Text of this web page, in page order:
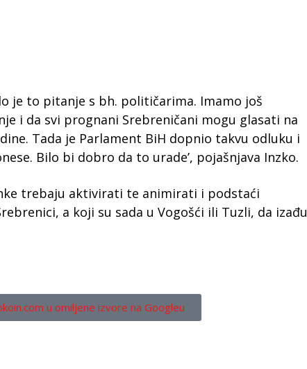
je to pitanje s bh. političarima. Imamo još
i da svi prognani Srebreničani mogu glasati na
Tada je Parlament BiH dopnio takvu odluku i
Bilo bi dobro da to urade’, pojašnjava Inzko.
trebaju aktivirati te animirati i podstaći
a koji su sada u Vogošći ili Tuzli, da izađu
u omiljene izvore na Googleu